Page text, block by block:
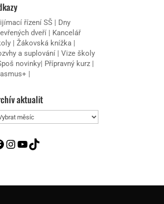
řízení SŠ| Dny
dveří| Kancelář
| Žákovská knížka|
a suplování | Vize školy
novinky| Přípravný kurz|
|
aktualit
Facebook
Instagram
YouTube
TikTok